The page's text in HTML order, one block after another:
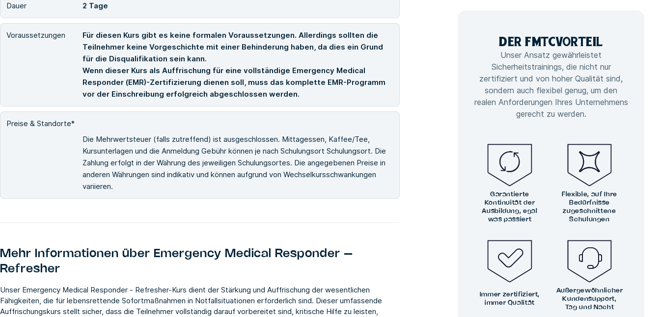
Dauer 2 Tage
Voraussetzungen
Für diesen Kurs gibt es keine formalen Voraussetzungen. Allerdings sollten die
Teilnehmer keine Vorgeschichte mit einer Behinderung haben, da dies ein Grund
für die Disqualifikation sein kann.
Wenn dieser Kurs als Auffrischung für eine vollständige Emergency Medical
Responder (EMR)-Zertifizierung dienen soll, muss das komplette EMR-Programm
vor der Einschreibung erfolgreich abgeschlossen werden.
Preise & Standorte*
Die Mehrwertsteuer (falls zutreffend) ist ausgeschlossen. Mittagessen, Kaffee/Tee,
Kursunterlagen und die Anmeldung Gebühr können je nach Schulungsort Schulungsort. Die
Zahlung erfolgt in der Währung des jeweiligen Schulungsortes. Die angegebenen Preise in
anderen Währungen sind indikativ und können aufgrund von Wechselkursschwankungen
variieren.
Mehr Informationen über Emergency Medical Responder –
Refresher
Unser Emergency Medical Responder - Refresher-Kurs dient der Stärkung und Auffrischung der wesentlichen
Fähigkeiten, die für lebensrettende Sofortmaßnahmen in Notfallsituationen erforderlich sind. Dieser umfassende
Auffrischungskurs stellt sicher, dass die Teilnehmer vollständig darauf vorbereitet sind, kritische Hilfe zu leisten,
DER FMTCVORTEIL
Unser Ansatz gewährleistet
Sicherheitstrainings, die nicht nur
zertifiziert und von hoher Qualität sind,
sondern auch flexibel genug, um den
realen Anforderungen Ihres Unternehmens
gerecht zu werden.
Garantierte
Kontinuität der
Ausbildung, egal
was passiert
Flexible, auf Ihre
Bedürfnisse
zugeschnittene
Schulungen
Immer zertifiziert,
immer Qualität
Außergewöhnlicher
Kundensupport,
Tag und Nacht